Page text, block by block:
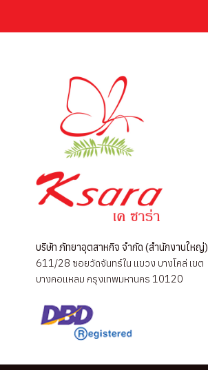
บริษัท ภัทยาอุตสาหกิจ จำกัด (สำนักงานใหญ่)
611/28 ซอยวัดจันทร์ใน แขวง บางโคล่ เขต
บางคอแหลม กรุงเทพมหานคร 10120